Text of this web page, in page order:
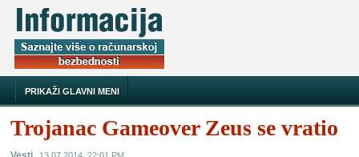
PRIKAŽI GLAVNI MENI
Trojanac Gameover Zeus se vratio